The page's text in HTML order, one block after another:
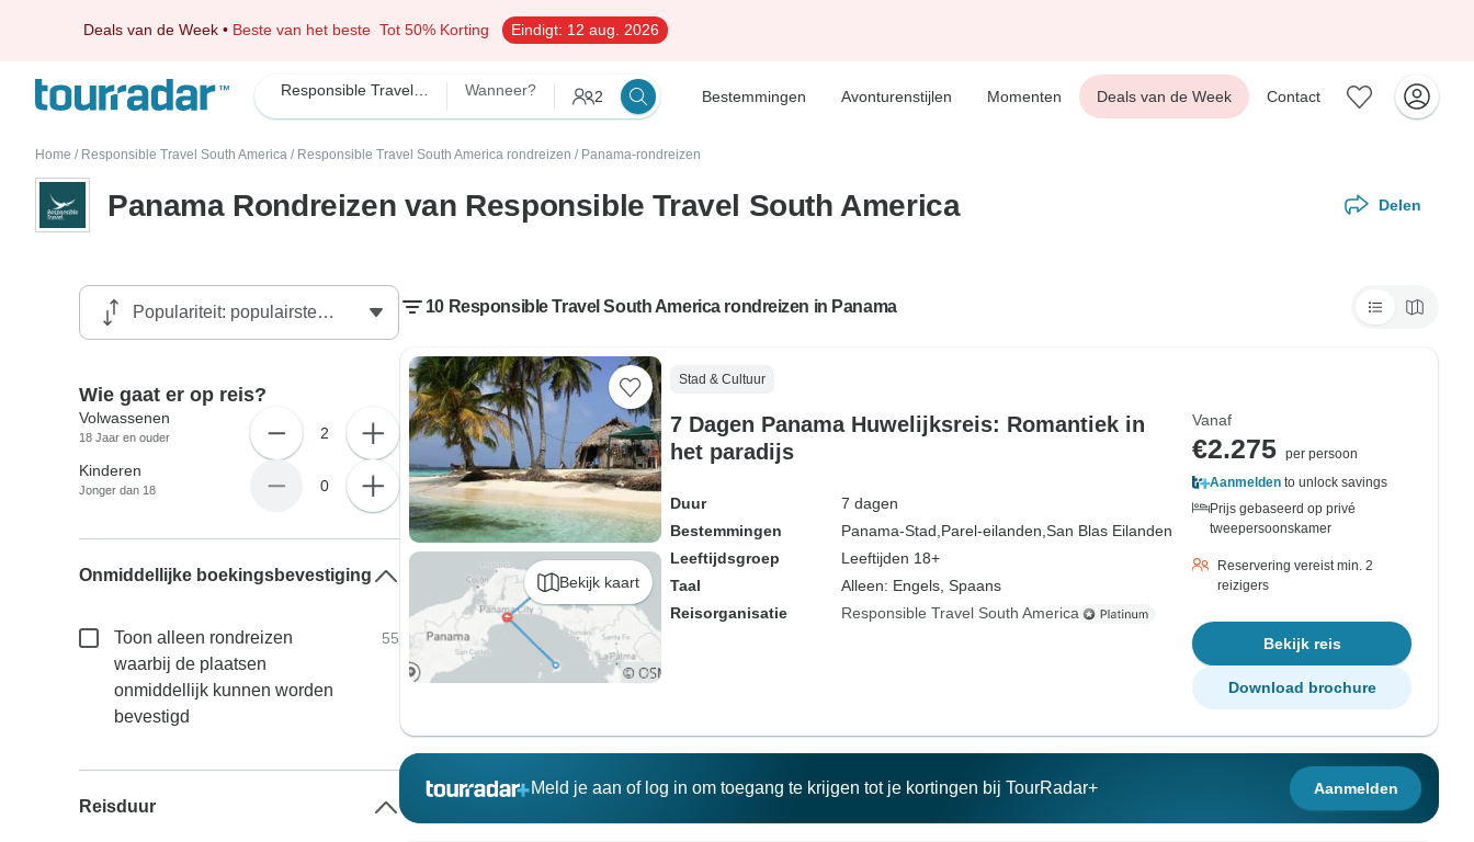
Deals van de Week • Beste van het beste Tot 50% Korting Eindigt: 12 aug. 2026
Responsible Travel South America Wanneer? 2 Bestemmingen Avonturenstijlen Momenten Deals van de Week Contact
Home / Responsible Travel South America / Responsible Travel South America rondreizen / Panama-rondreizen
Panama Rondreizen van Responsible Travel South America Delen
10 Responsible Travel South America rondreizen in Panama
Bekijk kaart
Stad & Cultuur
7 Dagen Panama Huwelijksreis: Romantiek in
het paradijs
Duur
7 dagen
Bestemmingen
Panama-Stad, Parel-eilanden, San Blas Eilanden
Leeftijdsgroep
Leeftijden 18+
Taal
Alleen: Engels, Spaans
Reisorganisatie
Responsible Travel South America
Vanaf
€2.275 per persoon
Aanmelden to unlock savings
Prijs gebaseerd op privé
tweepersoonskamer
Reservering vereist min. 2
reizigers
Bekijk reis
Download brochure
Meld je aan of log in om toegang te krijgen tot je kortingen bij TourRadar+ Aanmelden
Wie gaat er op reis?
Volwassenen
18 Jaar en ouder 2
Kinderen
Jonger dan 18 0
Onmiddellijke boekingsbevestiging
Toon alleen rondreizen
waarbij de plaatsen
onmiddellijk kunnen worden
bevestigd
55
Reisduur